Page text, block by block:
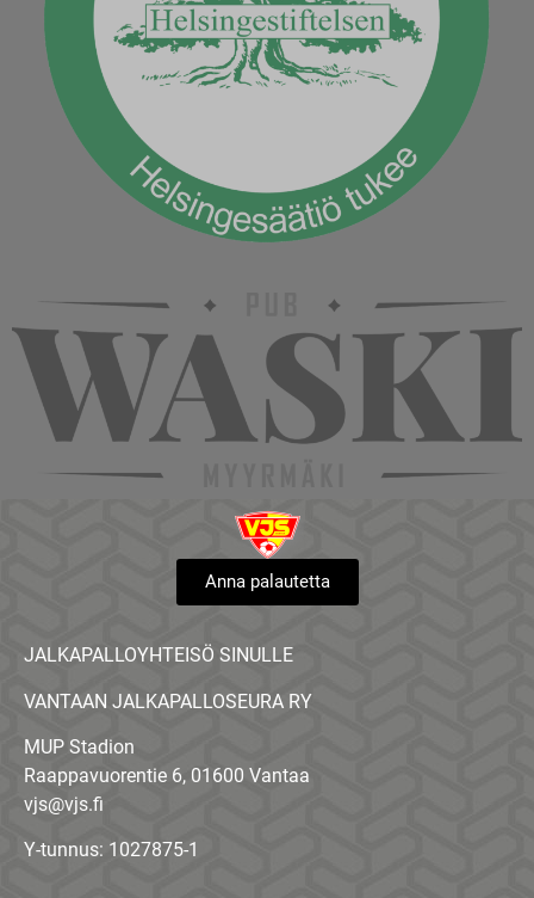
Anna palautetta
JALKAPALLOYHTEISÖ SINULLE
VANTAAN JALKAPALLOSEURA RY
MUP Stadion
Raappavuorentie 6, 01600 Vantaa
vjs@vjs.fi
Y-tunnus: 1027875-1